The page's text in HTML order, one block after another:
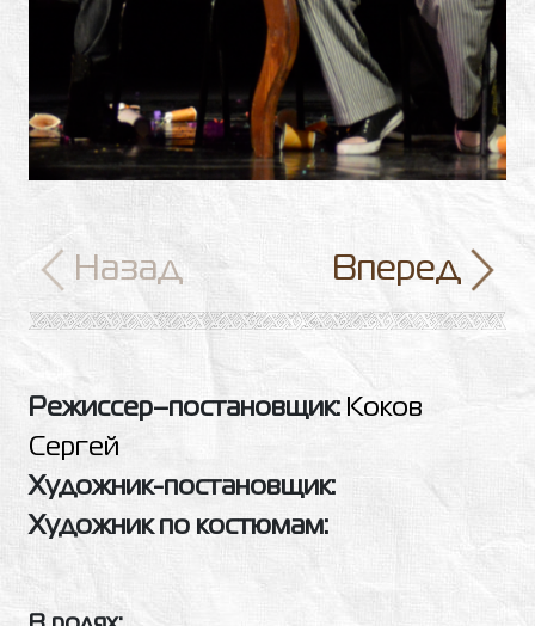
Назад Вперед
Режиссер–постановщик: Коков
Сергей
Художник-постановщик:
Художник по костюмам: